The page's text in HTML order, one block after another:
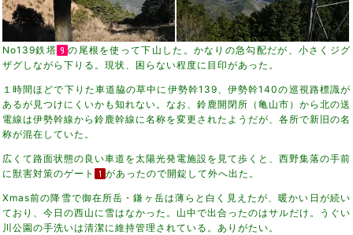
No139鉄塔
の尾根を使って下山した。かなりの急勾配だが、小さくジグ
ザグしながら下りる。現状、困らない程度に目印があった。
１時間ほどで下りた車道脇の草中に伊勢幹139、伊勢幹140の巡視路標識が
あるが見つけにくいかも知れない。なお、鈴鹿開閉所（亀山市）から北の送
電線は伊勢幹線から鈴鹿幹線に名称を変更されたようだが、各所で新旧の名
称が混在していた。
広くて路面状態の良い車道を太陽光発電施設を見て歩くと、西野集落の手前
に獣害対策のゲート
があったので開錠して外へ出た。
Xmas前の降雪で御在所岳・鎌ヶ岳は薄らと白く見えたが、暖かい日が続い
ており、今日の西山に雪はなかった。山中で出合ったのはサルだけ。うぐい
川公園の手洗いは清潔に維持管理されている。ありがたい。